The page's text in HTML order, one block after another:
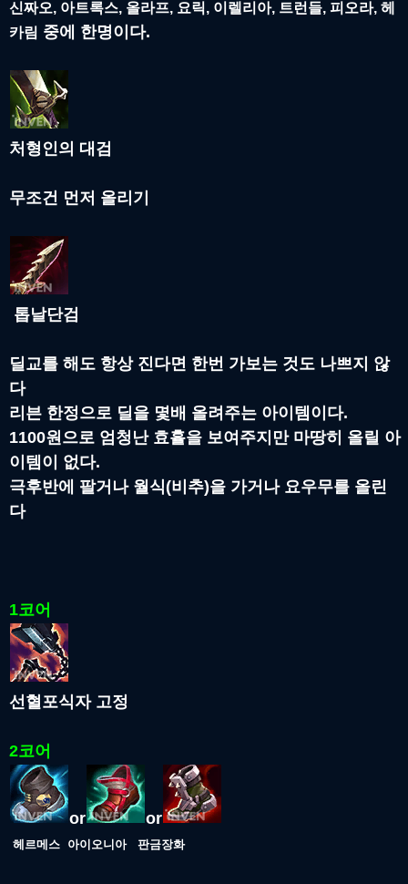
신짜오, 아트록스, 올라프, 요릭, 이렐리아, 트런들, 피오라, 헤
카림 중에 한명이다.
처형인의 대검
무조건 먼저 올리기
톱날단검
딜교를 해도 항상 진다면 한번 가보는 것도 나쁘지 않
다
리븐 한정으로 딜을 몇배 올려주는 아이템이다.
1100원으로 엄청난 효휼을 보여주지만 마땅히 올릴 아
이템이 없다.
극후반에 팔거나 월식(비추)을 가거나 요우무를 올린
다
1코어
선혈포식자 고정
2코어
or or
헤르메스 아이오니아 판금장화